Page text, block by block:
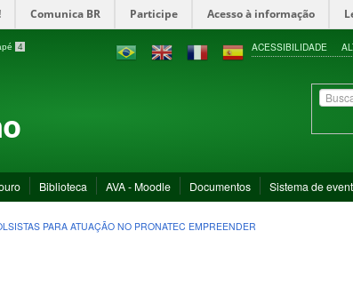
Comunica BR Participe Acesso à informação
4 ACESSIBILIDADE
Biblioteca AVA - Moodle Documentos Sistema de
PARA ATUAÇÃO NO PRONATEC EMPREENDER